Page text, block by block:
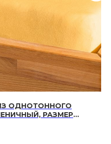
ОДНОТОННОГО
РАЗМЕР
Х 200 СМ